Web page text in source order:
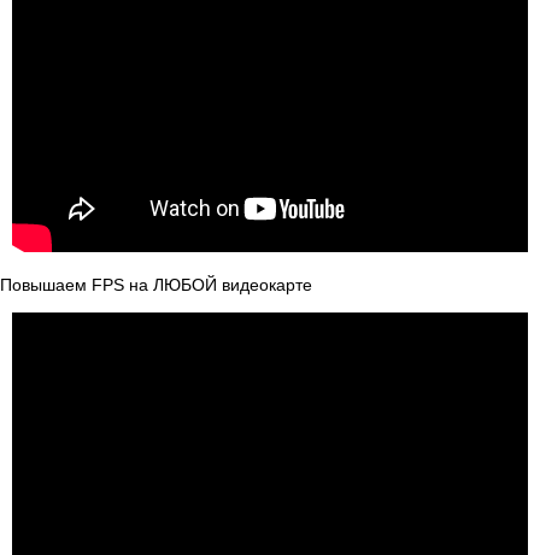
Повышаем FPS на ЛЮБОЙ видеокарте